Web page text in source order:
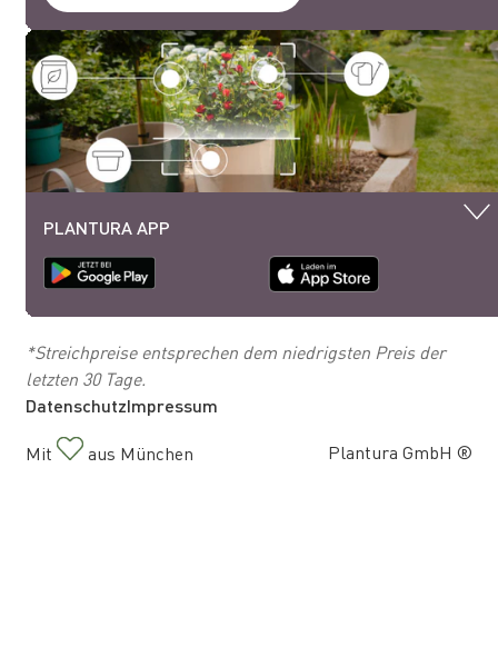
PLANTURA APP
*Streichpreise entsprechen dem niedrigsten Preis der
letzten 30 Tage.
Plantura GmbH ®
Mit aus München
DatenschutzImpressum